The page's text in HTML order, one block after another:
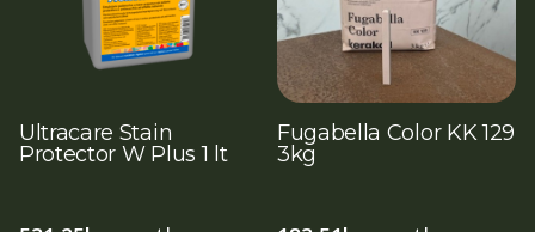
Ultracare Stain
Protector W Plus 1 lt
Fugabella Color KK 129
3kg